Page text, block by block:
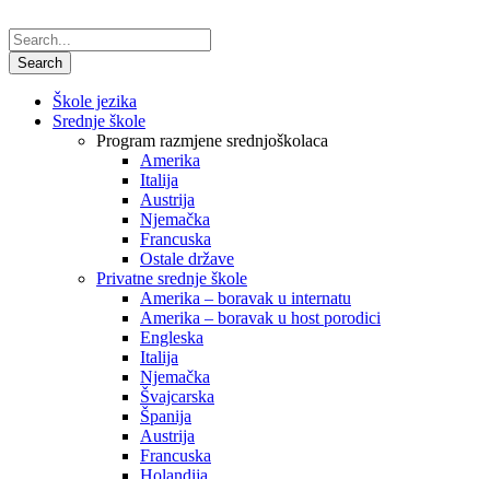
Škole jezika
Srednje škole
Program razmjene srednjoškolaca
Amerika
Italija
Austrija
Njemačka
Francuska
Ostale države
Privatne srednje škole
Amerika – boravak u internatu
Amerika – boravak u host porodici
Engleska
Italija
Njemačka
Švajcarska
Španija
Austrija
Francuska
Holandija